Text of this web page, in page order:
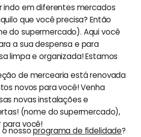
indo em diferentes mercados
que você precisa? Então
do supermercado). Aqui você
a sua despensa e para
limpa e organizada! Estamos
de mercearia está renovada
novos para você! Venha
novas instalações e
(nome do supermercado),
para você!
o nossoprograma de fidelidade?